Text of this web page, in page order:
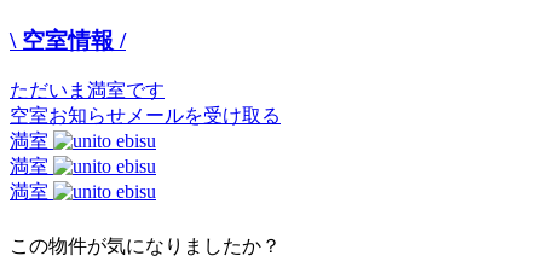
\ 空室情報 /
ただいま満室です
空室お知らせメールを受け取る
満室
満室
満室
この物件が気になりましたか？